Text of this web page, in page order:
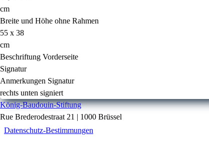
cm
Breite und Höhe ohne Rahmen
55 x 38
cm
Beschriftung Vorderseite
Signatur
Anmerkungen Signatur
rechts unten signiert
König-Baudouin-Stiftung
Rue Brederodestraat 21 | 1000 Brüssel
Datenschutz-Bestimmungen